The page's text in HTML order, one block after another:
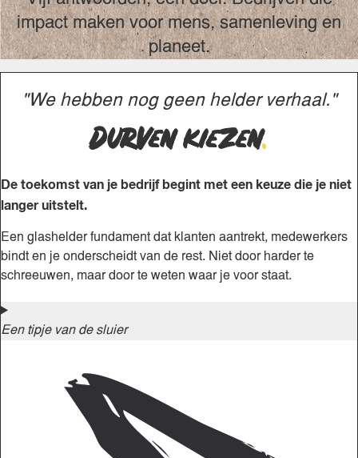
impact maken voor mens, samenleving en
planeet.
"We hebben nog geen helder verhaal."
Durven kiezen.
De toekomst van je bedrijf begint met een keuze die je niet
langer uitstelt.
Een glashelder fundament dat klanten aantrekt, medewerkers
bindt en je onderscheidt van de rest. Niet door harder te
schreeuwen, maar door te weten waar je voor staat.
Een tipje van de sluier